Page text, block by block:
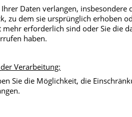
Daten verlangen, insbesondere
zu dem sie ursprünglich erhoben
erforderlich sind oder Sie die
haben.
Verarbeitung:
Sie die Möglichkeit, die